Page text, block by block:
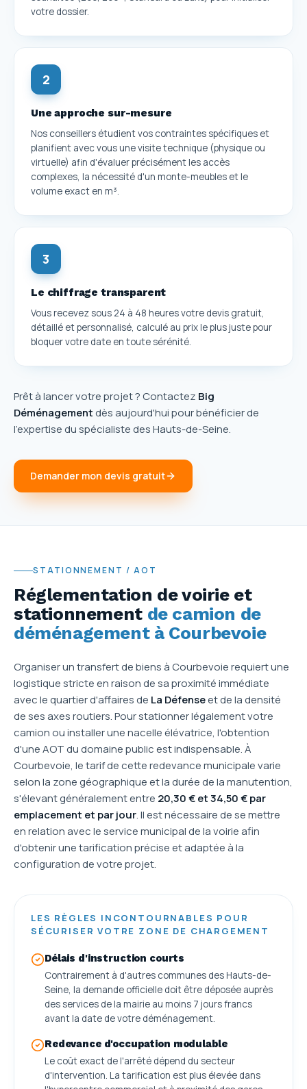
votre dossier.
2
Une approche sur-mesure
Nos conseillers étudient vos contraintes spécifiques et
planifient avec vous une visite technique (physique ou
virtuelle) afin d'évaluer précisément les accès
complexes, la nécessité d'un monte-meubles et le
volume exact en m³.
3
Le chiffrage transparent
Vous recevez sous 24 à 48 heures votre devis gratuit,
détaillé et personnalisé, calculé au prix le plus juste pour
bloquer votre date en toute sérénité.
Prêt à lancer votre projet ? Contactez Big
Déménagement dès aujourd'hui pour bénéficier de
l'expertise du spécialiste des Hauts-de-Seine.
Demander mon devis gratuit
STATIONNEMENT / AOT
Réglementation de voirie et
stationnement de camion de
déménagement à Courbevoie
Organiser un transfert de biens à Courbevoie requiert une
logistique stricte en raison de sa proximité immédiate
avec le quartier d'affaires de La Défenseet de la densité
de ses axes routiers. Pour stationner légalement votre
camion ou installer une nacelle élévatrice, l'obtention
d'une AOT du domaine public est indispensable. À
Courbevoie, le tarif de cette redevance municipale varie
selon la zone géographique et la durée de la manutention,
s'élevant généralement entre 20,30 € et 34,50 € par
emplacement et par jour. Il est nécessaire de se mettre
en relation avec le service municipal de la voirie afin
d'obtenir une tarification précise et adaptée à la
configuration de votre projet.
LES RÈGLES INCONTOURNABLES POUR
SÉCURISER VOTRE ZONE DE CHARGEMENT
Délais d'instruction courts
Contrairement à d'autres communes des Hauts-de-
Seine, la demande officielle doit être déposée auprès
des services de la mairie au moins 7 jours francs
avant la date de votre déménagement.
Redevance d'occupation modulable
Le coût exact de l'arrêté dépend du secteur
d'intervention. La tarification est plus élevée dans